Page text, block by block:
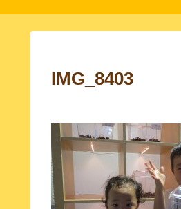
IMG_8403